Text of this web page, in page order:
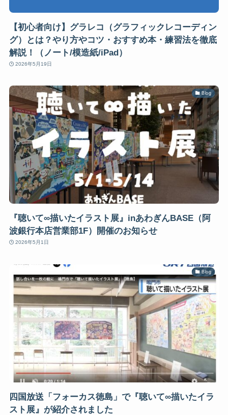
【初心者向け】グラレコ（グラフィックレコーディン
グ）とは？やり方やコツ・おすすめ本・練習法を徹底
解説！（ノート/模造紙/iPad）
2026年5月19日
Blog
『聴いて∞描いたイラスト展』inあわぎんBASE（阿
波銀行本店営業部1F）開催のお知らせ
2026年5月1日
Blog
四国放送「フォーカス徳島」で『聴いて∞描いたイラ
スト展』が紹介されました